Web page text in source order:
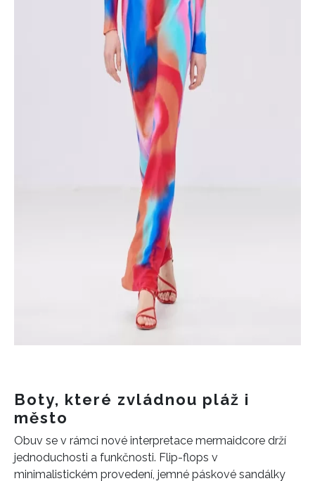
Boty, které zvládnou pláž i
město
Obuv se v rámci nové interpretace mermaidcore drží
jednoduchosti a funkčnosti. Flip-flops v
minimalistickém provedení, jemné páskové sandálky